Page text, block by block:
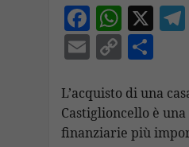
F
ac
e
b
o
W
h
at
s
A
X
E
ai
l
C
p
y
C
n
di
L’acquisto di una
Castiglioncello è
finanziarie più